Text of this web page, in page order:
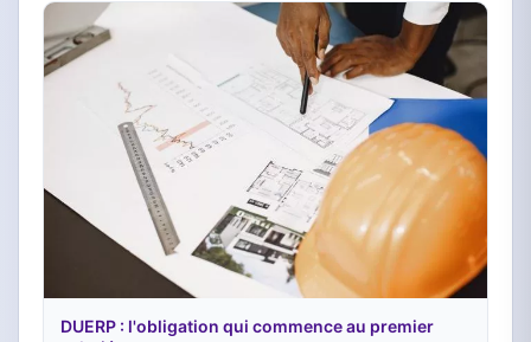
DUERP : l'obligation qui commence au premier